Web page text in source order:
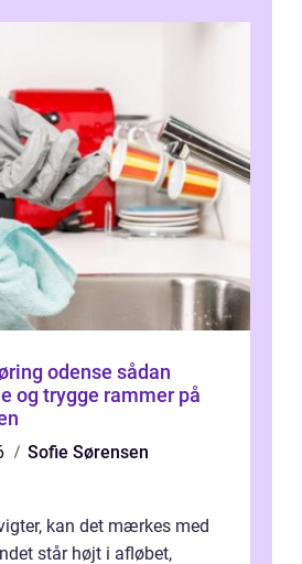
odense sådan
og trygge rammer på
Sofie Sørensen
kan det mærkes med
står højt i afløbet,